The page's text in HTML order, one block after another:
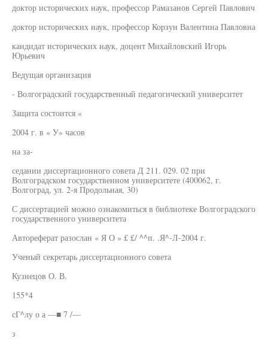
доктор исторических наук, профессор Рамазанов Сергей Павлович
доктор исторических наук, профессор Корзун Валентина Павловна
кандидат исторических наук, доцент Михайловский Игорь
Юрьевич
Ведущая организация
- Волгоградский государственный педагогический университет
Защита состоится «
2004 г. в « У» часов
на за-
седании диссертационного совета Д 211. 029. 02 при
Волгоградском государственном университете (400062, г.
Волгоград, ул. 2-я Продольная, 30)
С диссертацией можно ознакомиться в библиотеке Волгоградского
государственного университета
Автореферат разослан « Я О » £ £/ ^^п. .Я^-Л-2004 г.
Ученый секретарь диссертационного совета
Кузнецов О. В.
155*4
сГ^лу о а —■ 7 /—
з